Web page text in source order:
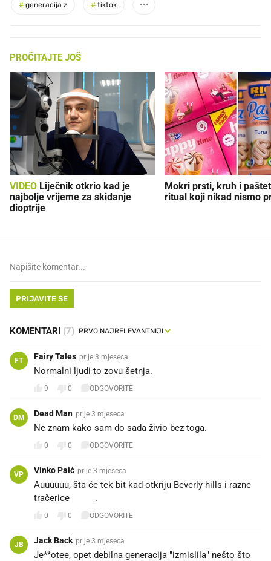
# generacija z # tiktok
PROČITAJTE JOŠ
VIDEO
najbolje vrijeme za skidanje
dioptrije
Mokri prsti, kruh i
ritual koji nikad nismo
PRIJAVITE SE
KOMENTARI (7)
FT Fairy Tales prije 3 mjeseca
Normalni ljudi to zovu šetnja.
9 0 ODGOVORITE
DM Dead Man prije 3 mjeseca
Ne znam kako sam do sada živio bez toga.
0 0 ODGOVORITE
VP Vinko Paić prije 3 mjeseca
Auuuuuu, šta će tek bit kad otkriju Beverly hills i razne
tračerice 😜😁.
0 0 ODGOVORITE
JB Jack Back prije 3 mjeseca
Je**otee, opet debilna generacija "izmislila" nešto što